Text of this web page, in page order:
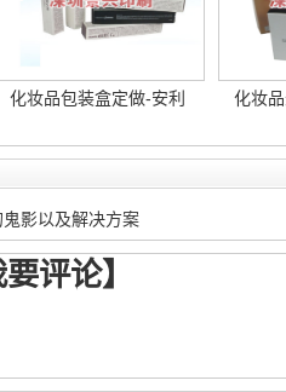
化妆品包装盒定做-安利 化妆
影以及解决方案
评论】